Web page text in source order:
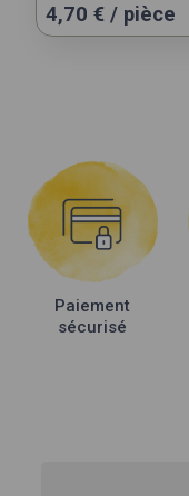
4,70 € / pièce
Paiement
sécurisé